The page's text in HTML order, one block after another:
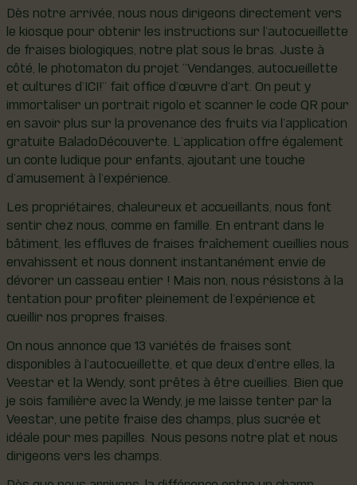
Dès notre arrivée, nous nous dirigeons directement vers
le kiosque pour obtenir les instructions sur l’autocueillette
de fraises biologiques, notre plat sous le bras. Juste à
côté, le photomaton du projet “Vendanges, autocueillette
et cultures d’ICI!” fait office d’œuvre d’art. On peut y
immortaliser un portrait rigolo et scanner le code QR pour
en savoir plus sur la provenance des fruits via l’application
gratuite BaladoDécouverte. L’application offre également
un conte ludique pour enfants, ajoutant une touche
d’amusement à l’expérience.
Les propriétaires, chaleureux et accueillants, nous font
sentir chez nous, comme en famille. En entrant dans le
bâtiment, les effluves de fraises fraîchement cueillies nous
envahissent et nous donnent instantanément envie de
dévorer un casseau entier ! Mais non, nous résistons à la
tentation pour profiter pleinement de l’expérience et
cueillir nos propres fraises.
On nous annonce que 13 variétés de fraises sont
disponibles à l’autocueillette, et que deux d’entre elles, la
Veestar et la Wendy, sont prêtes à être cueillies. Bien que
je sois familière avec la Wendy, je me laisse tenter par la
Veestar, une petite fraise des champs, plus sucrée et
idéale pour mes papilles. Nous pesons notre plat et nous
dirigeons vers les champs.